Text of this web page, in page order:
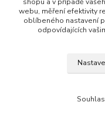
webu, měření efektivity
oblíbeného nastavení
odpovídajících